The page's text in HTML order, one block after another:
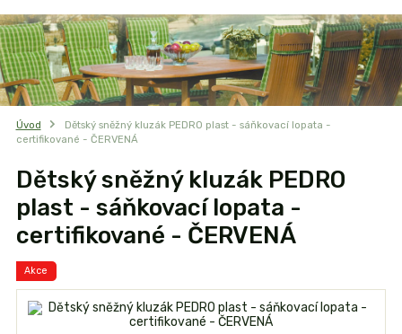
Úvod
Dětský sněžný kluzák PEDRO plast - sáňkovací lopata -
certifikované - ČERVENÁ
Dětský sněžný kluzák PEDRO
plast - sáňkovací lopata -
certifikované - ČERVENÁ
Akce